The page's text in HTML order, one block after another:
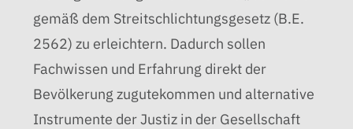
gemäß dem Streitschlichtungsgesetz (B.E.
2562) zu erleichtern. Dadurch sollen
Fachwissen und Erfahrung direkt der
Bevölkerung zugutekommen und alternative
Instrumente der Justiz in der Gesellschaft